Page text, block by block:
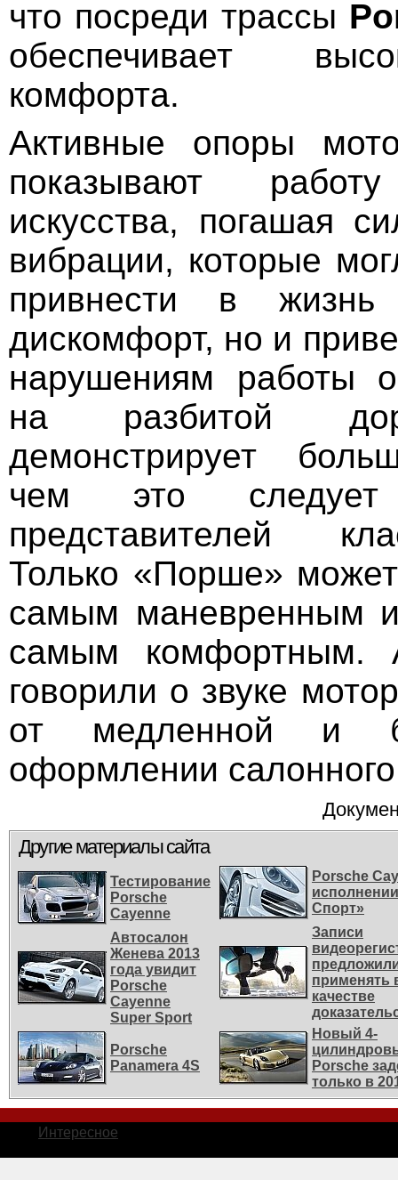
что посреди трассы
обеспечивает
комфорта.
Активные опоры
показывают
искусства, погашая
вибрации, которые
привнести в жизнь
дискомфорт, но и
нарушениям работы
на разбитой
демонстрирует
чем это
представителей
Только «Порше»
самым маневренным
самым
говорили о звуке
от медленной и
оформлении
Другие материалы сайта
Тестирование
Porsche
Cayenne
Автосалон
Женева 2013
года увидит
Porsche
Cayenne
Super Spоrt
Porsche
Panamera 4S
Porsche
Спорт»
Записи
применять
качестве
Новый 4-
Porsche
только в
Интересное